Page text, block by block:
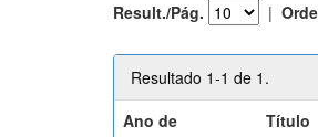
Result./Pág. |
Resultado 1-1 de 1.
Ano de
Título